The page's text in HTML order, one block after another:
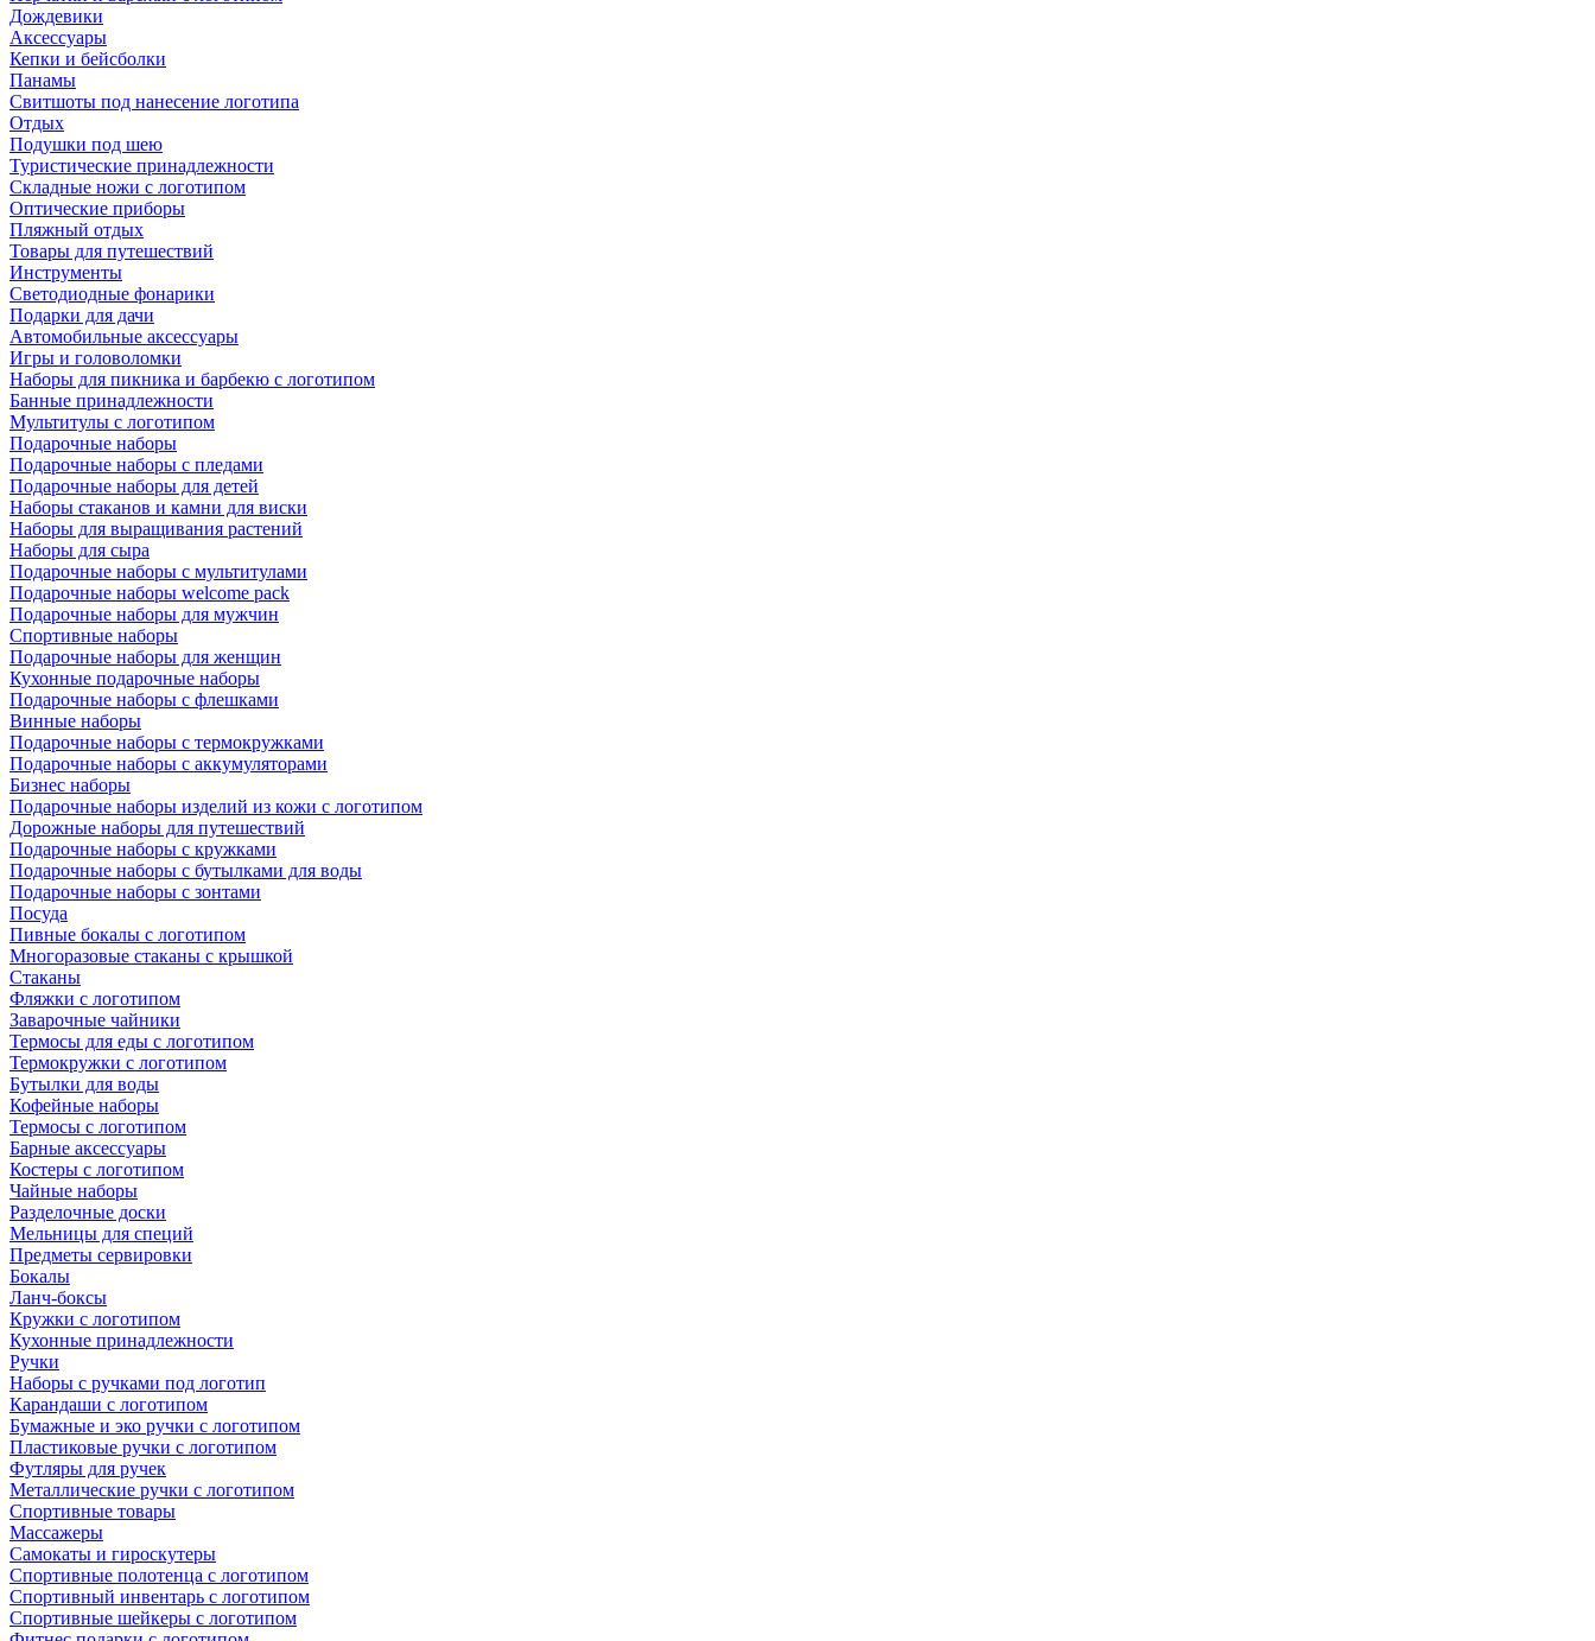
Дождевики
Аксессуары
Кепки и бейсболки
Панамы
Свитшоты под нанесение логотипа
Отдых
Подушки под шею
Туристические принадлежности
Складные ножи с логотипом
Оптические приборы
Пляжный отдых
Товары для путешествий
Инструменты
Светодиодные фонарики
Подарки для дачи
Автомобильные аксессуары
Игры и головоломки
Наборы для пикника и барбекю с логотипом
Банные принадлежности
Мультитулы с логотипом
Подарочные наборы
Подарочные наборы с пледами
Подарочные наборы для детей
Наборы стаканов и камни для виски
Наборы для выращивания растений
Наборы для сыра
Подарочные наборы с мультитулами
Подарочные наборы welcome pack
Подарочные наборы для мужчин
Спортивные наборы
Подарочные наборы для женщин
Кухонные подарочные наборы
Подарочные наборы с флешками
Винные наборы
Подарочные наборы с термокружками
Подарочные наборы с аккумуляторами
Бизнес наборы
Подарочные наборы изделий из кожи с логотипом
Дорожные наборы для путешествий
Подарочные наборы с кружками
Подарочные наборы с бутылками для воды
Подарочные наборы с зонтами
Посуда
Пивные бокалы с логотипом
Многоразовые стаканы с крышкой
Стаканы
Фляжки с логотипом
Заварочные чайники
Термосы для еды с логотипом
Термокружки с логотипом
Бутылки для воды
Кофейные наборы
Термосы с логотипом
Барные аксессуары
Костеры с логотипом
Чайные наборы
Разделочные доски
Мельницы для специй
Предметы сервировки
Бокалы
Ланч-боксы
Кружки с логотипом
Кухонные принадлежности
Ручки
Наборы с ручками под логотип
Карандаши с логотипом
Бумажные и эко ручки с логотипом
Пластиковые ручки с логотипом
Футляры для ручек
Металлические ручки с логотипом
Спортивные товары
Массажеры
Самокаты и гироскутеры
Спортивные полотенца с логотипом
Спортивный инвентарь с логотипом
Спортивные шейкеры с логотипом